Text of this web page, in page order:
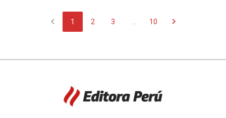
chevron_left 1 2 3 10 chevron_right